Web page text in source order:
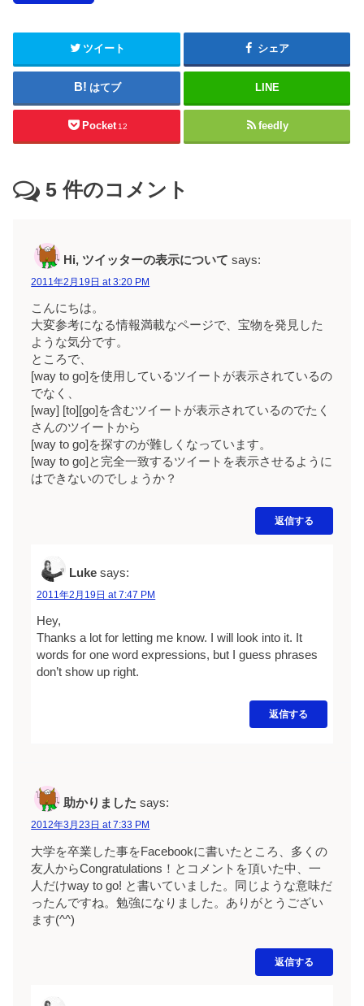
ツイート シェア
はてブ LINE
Pocket 12 feedly
5 件のコメント
Hi, ツイッターの表示について says:
2011年2月19日 at 3:20 PM
こんにちは。
大変参考になる情報満載なページで、宝物を発見した
ような気分です。
ところで、
[way to go]を使用しているツイートが表示されているの
でなく、
[way] [to][go]を含むツイートが表示されているのでたく
さんのツイートから
[way to go]を探すのが難しくなっています。
[way to go]と完全一致するツイートを表示させるように
はできないのでしょうか？
返信する
Luke says:
2011年2月19日 at 7:47 PM
Hey,
Thanks a lot for letting me know. I will look into it. It
words for one word expressions, but I guess phrases
don’t show up right.
返信する
助かりました says:
2012年3月23日 at 7:33 PM
大学を卒業した事をFacebookに書いたところ、多くの
友人からCongratulations！とコメントを頂いた中、一
人だけway to go! と書いていました。同じような意味だ
ったんですね。勉強になりました。ありがとうござい
ます(^^)
返信する